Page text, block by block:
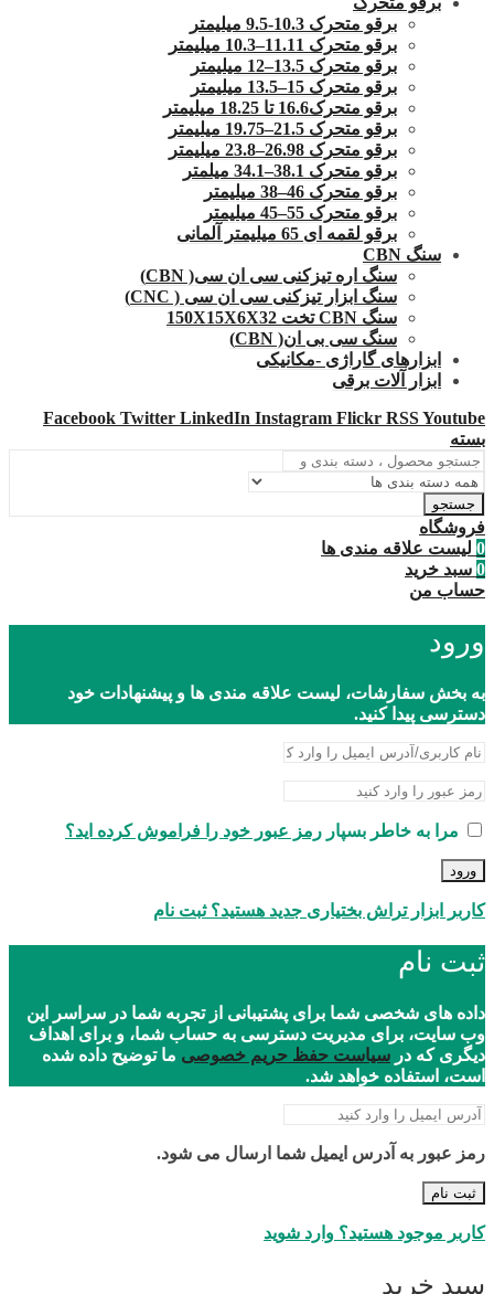
برقو متحرک 10.3-9.5 میلیمتر
برقو متحرک 11.11–10.3 میلیمتر
برقو متحرک 13.5–12 میلیمتر
برقو متحرک 15–13.5 میلیمتر
برقو متحرک16.6 تا 18.25 میلیمتر
برقو متحرک 21.5–19.75 میلیمتر
برقو متحرک 26.98–23.8 میلیمتر
برقو متحرک 38.1–34.1 میلمتر
برقو متحرک 46–38 میلیمتر
برقو متحرک 55–45 میلیمتر
برقو لقمه ای 65 میلیمتر آلمانی
سنگ CBN
سنگ اره تیزکنی سی ان سی( CBN)
سنگ ابزار تیزکنی سی ان سی ( CNC)
سنگ CBN تخت 150X15X6X32
سنگ سی بی ان( CBN)
ابزارهای گاراژی -مکانیکی
ابزار آلات برقی
Facebook Twitter LinkedIn Instagram Flickr RSSYoutube
بسته
جستجو
فروشگاه
0 لیست علاقه مندی ها
0 سبد خرید
حساب من
ورود
به بخش سفارشات، لیست علاقه مندی ها و پیشنهادات خود
دسترسی پیدا کنید.
مرا به خاطر بسپار رمز عبور خود را فراموش کرده اید؟
ورود
کاربر ابزار تراش بختیاری جدید هستید؟ ثبت نام
ثبت نام
داده های شخصی شما برای پشتیبانی از تجربه شما در سراسر این
وب سایت، برای مدیریت دسترسی به حساب شما، و برای اهداف
دیگری که در سیاست حفظ حریم خصوصی ما توضیح داده شده
است، استفاده خواهد شد.
رمز عبور به آدرس ایمیل شما ارسال می شود.
ثبت نام
کاربر موجود هستید؟ وارد شوید
سبد خرید